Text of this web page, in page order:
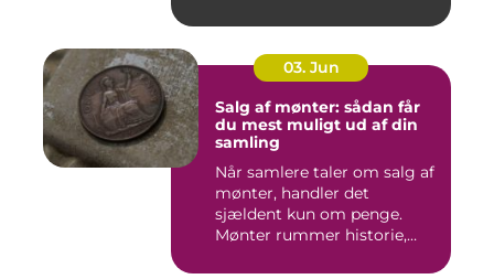
03. Jun
Salg af mønter: sådan får
du mest muligt ud af din
samling
Når samlere taler om salg af
mønter, handler det
sjældent kun om penge.
Mønter rummer historie,